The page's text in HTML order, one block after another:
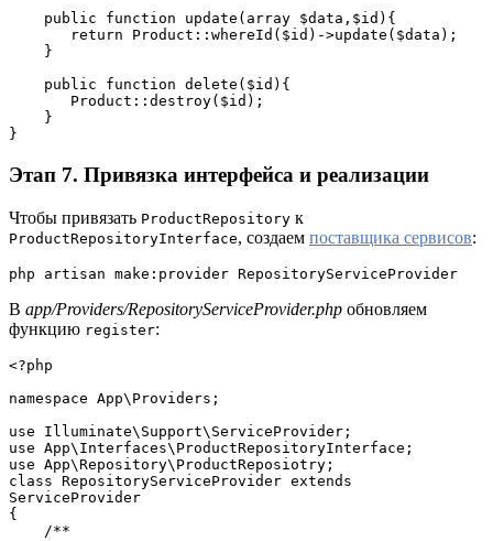
    public function update(array $data,$id){
       return Product::whereId($id)->update($data);
    }
    public function delete($id){
       Product::destroy($id);
    }
}
Этап 7. Привязка интерфейса и реализации
Чтобы привязать ProductRepository к
ProductRepositoryInterface, создаем поставщика сервисов:
php artisan make:provider RepositoryServiceProvider
В app/Providers/RepositoryServiceProvider.php обновляем
функцию register:
<?php
namespace App\Providers;
use Illuminate\Support\ServiceProvider;
use App\Interfaces\ProductRepositoryInterface;
use App\Repository\ProductReposiotry;
class RepositoryServiceProvider extends
ServiceProvider
{
    /**